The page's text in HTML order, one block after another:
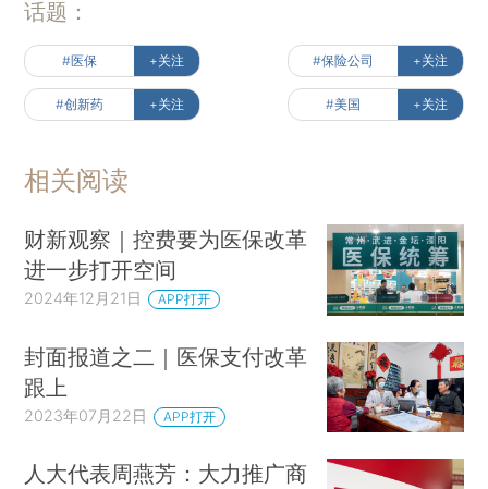
话题：
#医保 +关注 #保险公司 +关注
#创新药 +关注 #美国 +关注
相关阅读
财新观察｜控费要为医保改革
进一步打开空间
2024年12月21日 APP打开
封面报道之二｜医保支付改革
跟上
2023年07月22日 APP打开
人大代表周燕芳：大力推广商